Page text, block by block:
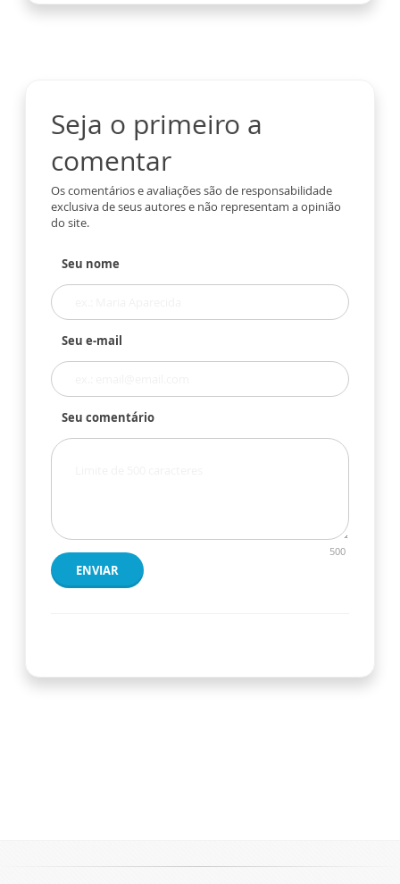
Seja o primeiro a
comentar
Os comentários e avaliações são de responsabilidade
exclusiva de seus autores e não representam a opinião
do site.
Seu nome
Seu e-mail
Seu comentário
500
ENVIAR